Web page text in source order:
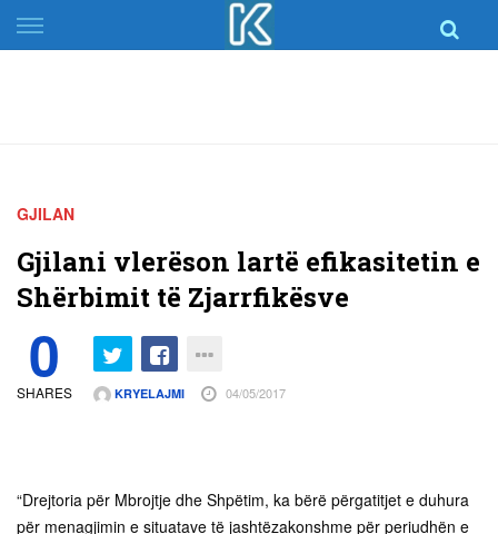
Skip
to
GJILAN
Gjilani vlerëson lartë efikasitetin e
Shërbimit të Zjarrfikësve
0
SHARES KRYELAJMI 04/05/2017
“Drejtoria për Mbrojtje dhe Shpëtim, ka bërë përgatitjet e duhura
për menagjimin e situatave të jashtëzakonshme për periudhën e